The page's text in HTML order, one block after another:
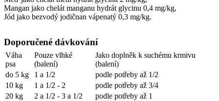
Mangan jako chelát manganu hydrát glycinu 0,4 mg/kg,
Jód jako bezvodý jodičnan vápenatý 0,3 mg/kg.
Doporučené dávkování
Váha
psa
Pouze vlhké
(balení)
Jako doplněk k suchému krmivu
(balení)
do 5 kg
1 a 1/2
podle potřeby až 1/2
10 kg
1 a 1/2 - 2
podle potřeby až 3/4
20 kg
2 a 1/2 - 3 a 1/2
podle potřeby až 1